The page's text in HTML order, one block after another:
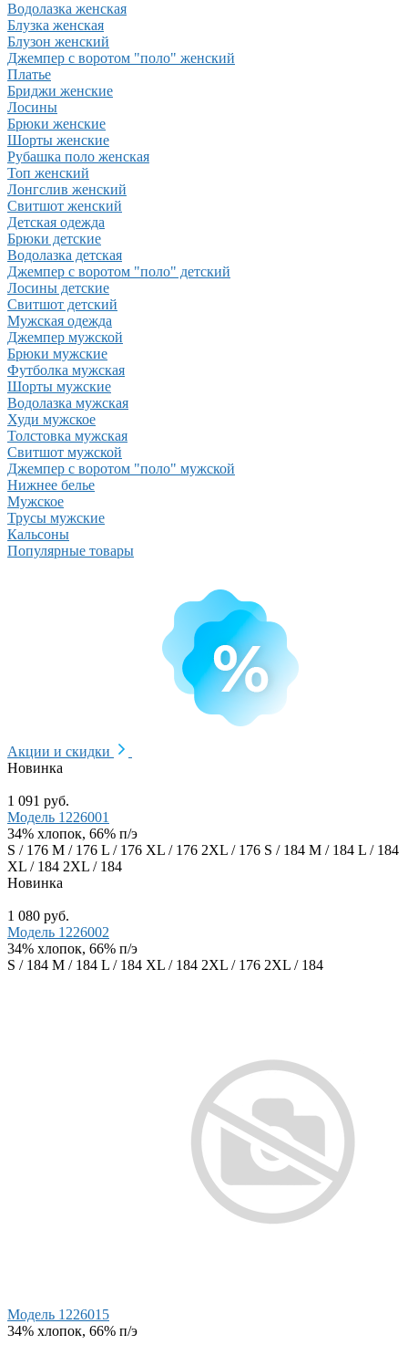
Водолазка женская
Блузка женская
Блузон женский
Джемпер с воротом "поло" женский
Платье
Бриджи женские
Лосины
Брюки женские
Шорты женские
Рубашка поло женская
Топ женский
Лонгслив женский
Свитшот женский
Детская одежда
Брюки детские
Водолазка детская
Джемпер с воротом "поло" детский
Лосины детские
Свитшот детский
Мужская одежда
Джемпер мужской
Брюки мужские
Футболка мужская
Шорты мужские
Водолазка мужская
Худи мужское
Толстовка мужская
Свитшот мужской
Джемпер с воротом "поло" мужской
Нижнее белье
Мужское
Трусы мужские
Кальсоны
Популярные товары
Акции и скидки
Новинка
1 091 руб.
Модель 1226001
34% хлопок, 66% п/э
S / 176 M / 176 L / 176 XL / 176 2XL / 176 S / 184 M / 184 L / 184
XL / 184 2XL / 184
Новинка
1 080 руб.
Модель 1226002
34% хлопок, 66% п/э
S / 184 M / 184 L / 184 XL / 184 2XL / 176 2XL / 184
Модель 1226015
34% хлопок, 66% п/э